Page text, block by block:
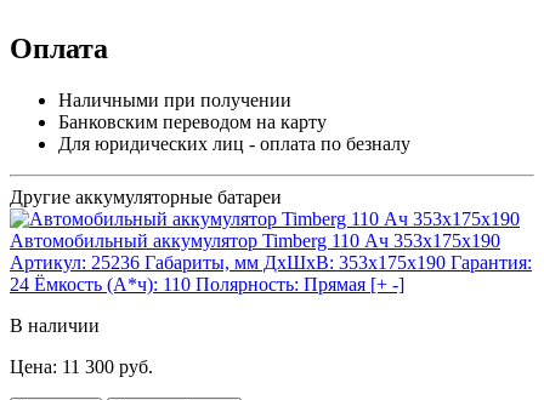
Оплата
Наличными при получении
Банковским переводом на карту
Для юридических лиц - оплата по безналу
Другие аккумуляторные батареи
Автомобильный аккумулятор Timberg 110 Ач 353x175x190
Артикул: 25236 Габариты, мм ДхШхВ: 353x175x190 Гарантия:
24 Ёмкость (А*ч): 110 Полярность: Прямая [+ -]
В наличии
Цена: 11 300 руб.